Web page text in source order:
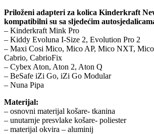
Priloženi adapteri za kolica Kinderkraft
kompatibilni su sa sljedećim
– Kinderkraft Mink Pro
– Kiddy Evoluna I-Size 2, Evolution Pro 2
– Maxi Cosi Mico, Mico AP, Mico NXT,
Cabrio, CabrioFix
– Cybex Aton, Aton 2, Aton Q
– BeSafe iZi Go, iZi Go Modular
– Nuna Pipa
Materijal:
– osnovni materijal košare- tkanina
– unutarnje presvlake košare- poliester
– materijal okvira – aluminij